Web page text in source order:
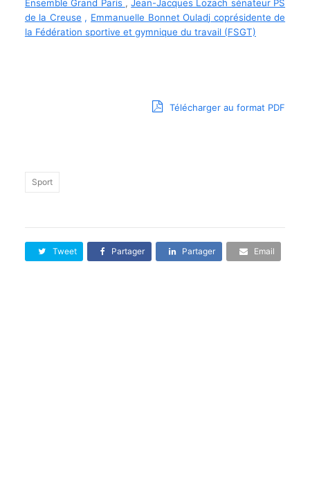
Ensemble Grand Paris ,Jean-Jacques Lozach sénateur PS
de la Creuse , Emmanuelle Bonnet Ouladj coprésidente de
la Fédération sportive et gymnique du travail (FSGT)
Télécharger au format PDF
Sport
Tweet Partager Partager Email